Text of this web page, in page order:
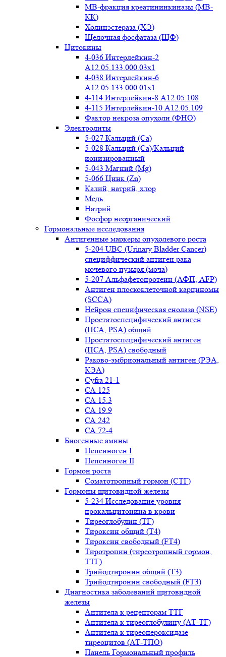
МВ-фракция креатининкиназы (МВ-
КК)
Холинэстераза (ХЭ)
Щелочная фосфатаза (ЩФ)
Цитокины
4-036 Интерлейкин-2
A12.05.133.000.03x1
4-038 Интерлейкин-6
A12.05.133.000.01x1
4-114 Интерлейкин-8 A12.05.108
4-115 Интерлейкин-10 A12.05.109
Фактор некроза опухоли (ФНО)
Электролиты
5-027 Кальций (Ca)
5-028 Кальций (Ca)/Кальций
ионизированный
5-043 Магний (Mg)
5-066 Цинк (Zn)
Калий, натрий, хлор
Медь
Натрий
Фосфор неорганический
Гормональные исследования
Антигенные маркеры опухолевого роста
5-204 UBC (Urinary Bladder Cancer)
специффический антиген рака
мочевого пузыря (моча)
5-207 Альфафетопротеин (АФП, AFP)
Антиген плоскоклеточной карциномы
(SCCA)
Нейрон специфическая енолаза (NSE)
Простатоспецифический антиген
(ПСА, PSA) общий
Простатоспецифический антиген
(ПСА, PSA) свободный
Раково-эмбриональный антиген (РЭА,
КЭА)
Сyfra 21-1
СА 125
СА 15.3
СА 19.9
СА 242
СА 72-4
Биогенные амины
Пепсиноген I
Пепсиноген II
Гормон роста
Соматотропный гормон (СТГ)
Гормоны щитовидной железы
5-234 Исследование уровня
прокальцитонина в крови
Тиреоглобулин (ТГ)
Тироксин общий (Т4)
Тироксин свободный (FT4)
Тиротропин (тиреотропный гормон,
ТТГ)
Трийодтиронин общий (Т3)
Трийодтиронин свободный (FT3)
Диагностика заболеваний щитовидной
железы
Антитела к рецепторам ТТГ
Антитела к тиреоглобулину (АТ-ТГ)
Антитела к тиреопероксидазе
тиреоцитов (АТ-ТПО)
Панель Гормональный профиль